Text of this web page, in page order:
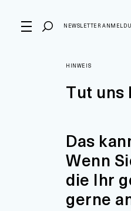
NEWSLETTER
HINWEIS
Tut uns
Das
Wenn
die Ihr
gerne